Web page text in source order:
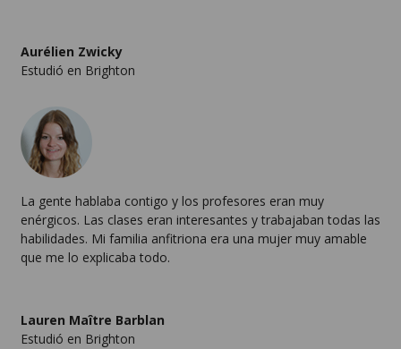
Aurélien Zwicky
Estudió en Brighton
La gente hablaba contigo y los profesores eran muy
enérgicos. Las clases eran interesantes y trabajaban todas las
habilidades. Mi familia anfitriona era una mujer muy amable
que me lo explicaba todo.
Lauren Maître Barblan
Estudió en Brighton